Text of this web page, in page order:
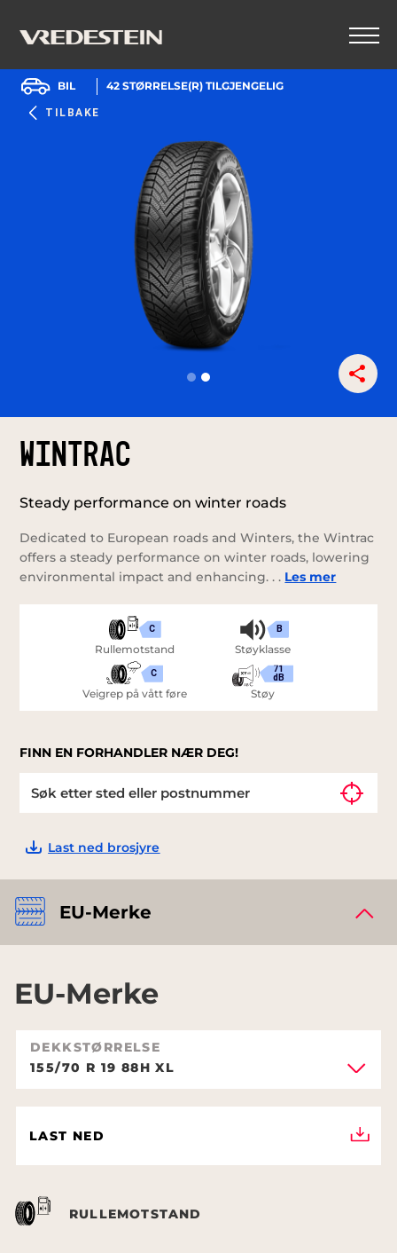
TILBAKE
BIL 42 STØRRELSE(R) TILGJENGELIG
WINTRAC
Steady performance on winter roads
Dedicated to European roads and Winters, the Wintrac
offers a steady performance on winter roads, lowering
environmental impact and enhancing. . . Les mer
C
Rullemotstand
C
Veigrep på vått føre
B
Støyklasse
71
dB
Støy
FINN EN FORHANDLER NÆR DEG!
Last ned brosjyre
EU-Merke
EU-Merke
DEKKSTØRRELSE
155/70 R 19 88H XL
LAST NED
RULLEMOTSTAND